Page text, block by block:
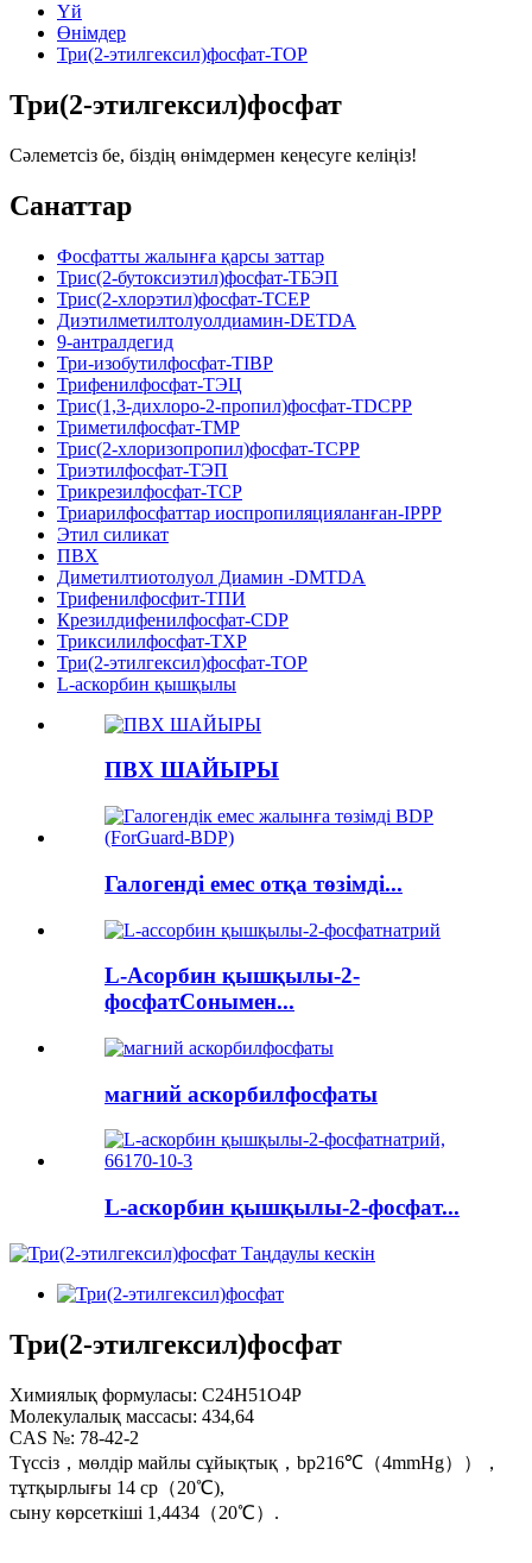
Үй
Өнімдер
Три(2-этилгексил)фосфат-TOP
Три(2-этилгексил)фосфат
Сәлеметсіз бе, біздің өнімдермен кеңесуге келіңіз!
Санаттар
Фосфатты жалынға қарсы заттар
Трис(2-бутоксиэтил)фосфат-ТБЭП
Трис(2-хлорэтил)фосфат-TCEP
Диэтилметилтолуолдиамин-DETDA
9-антралдегид
Три-изобутилфосфат-TIBP
Трифенилфосфат-ТЭЦ
Трис(1,3-дихлоро-2-пропил)фосфат-TDCPP
Триметилфосфат-TMP
Трис(2-хлоризопропил)фосфат-TCPP
Триэтилфосфат-ТЭП
Трикрезилфосфат-TCP
Триарилфосфаттар иоспропиляцияланған-IPPP
Этил силикат
ПВХ
Диметилтиотолуол Диамин -DMTDA
Трифенилфосфит-ТПИ
Крезилдифенилфосфат-CDP
Триксилилфосфат-TXP
Три(2-этилгексил)фосфат-TOP
L-аскорбин қышқылы
ПВХ ШАЙЫРЫ
Галогенді емес отқа төзімді...
L-Асорбин қышқылы-2-
фосфатСонымен...
магний аскорбилфосфаты
L-аскорбин қышқылы-2-фосфат...
Три(2-этилгексил)фосфат
Химиялық формуласы: C24H51O4P
Молекулалық массасы: 434,64
CAS №: 78-42-2
Түссіз，мөлдір майлы сұйықтық，bp216℃（4mmHg）），
тұтқырлығы 14 cp（20℃),
сыну көрсеткіші 1,4434（20℃）.